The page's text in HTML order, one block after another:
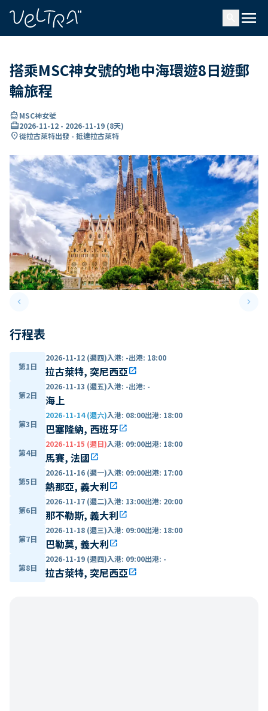
menu
搭乘MSC神女號的地中海環遊8日遊郵
輪旅程
directions_boatMSC神女號
card_travel2026-11-12 - 2026-11-19 (8天)
location_on從拉古萊特出發 - 抵達拉古萊特
keyboard_arrow_leftPrevious slide keyboard_arrow_right
行程表
第1日
2026-11-12 (週四)入港: -出港: 18:00
拉古萊特, 突尼西亞open_in_new
第2日
2026-11-13 (週五)入港: -出港: -
海上
第3日
2026-11-14 (週六)入港: 08:00出港: 18:00
巴塞隆納, 西班牙open_in_new
第4日
2026-11-15 (週日)入港: 09:00出港: 18:00
馬賽, 法國open_in_new
第5日
2026-11-16 (週一)入港: 09:00出港: 17:00
熱那亞, 義大利open_in_new
第6日
2026-11-17 (週二)入港: 13:00出港: 20:00
那不勒斯, 義大利open_in_new
第7日
2026-11-18 (週三)入港: 09:00出港: 18:00
巴勒莫, 義大利open_in_new
第8日
2026-11-19 (週四)入港: 09:00出港: -
拉古萊特, 突尼西亞open_in_new